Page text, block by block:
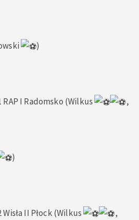
)
RAP I Radomsko (Wilkus ,
)
Wisła II Płock (Wilkus ,